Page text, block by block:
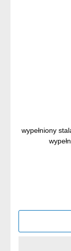
wypełniony